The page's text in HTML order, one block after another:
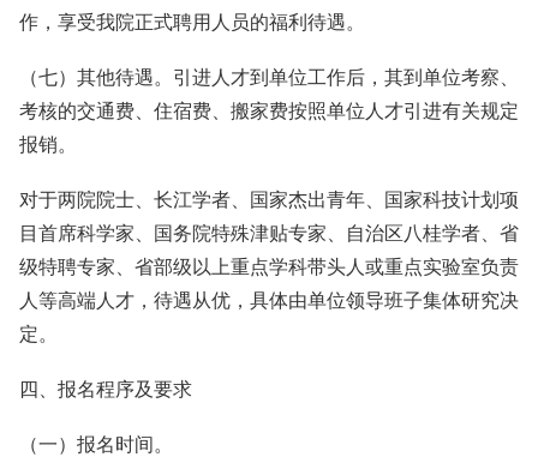
作，享受我院正式聘用人员的福利待遇。
（七）其他待遇。引进人才到单位工作后，其到单位考察、
考核的交通费、住宿费、搬家费按照单位人才引进有关规定
报销。
对于两院院士、长江学者、国家杰出青年、国家科技计划项
目首席科学家、国务院特殊津贴专家、自治区八桂学者、省
级特聘专家、省部级以上重点学科带头人或重点实验室负责
人等高端人才，待遇从优，具体由单位领导班子集体研究决
定。
四、报名程序及要求
（一）报名时间。